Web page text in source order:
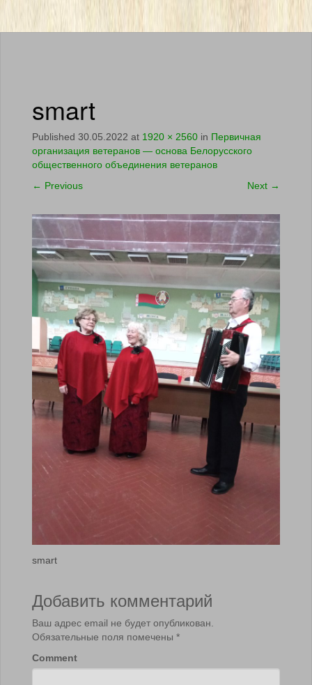
smart
Published 30.05.2022 at 1920 × 2560 in Первичная
организация ветеранов — основа Белорусского
общественного объединения ветеранов
← Previous Next →
smart
Добавить комментарий
Ваш адрес email не будет опубликован.
Обязательные поля помечены *
Comment